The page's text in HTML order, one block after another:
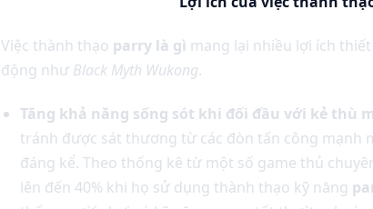
Việc thành thạo parry là gì mang lại nhiều lợi ích
động như Black Myth Wukong.
Tăng khả năng sống sót khi đối đầu với kẻ thù
tránh được sát thương từ các đòn tấn công mạnh
đáng kể. Theo thống kê từ một số game thủ
lên đến 40% khi họ sử dụng thành thạo kỹ năng